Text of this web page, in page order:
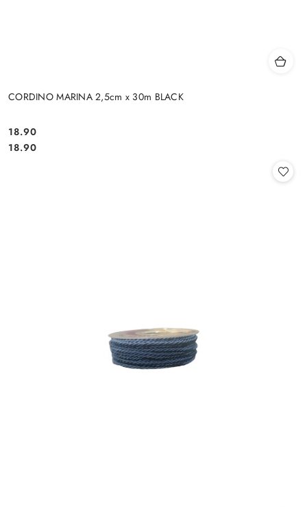
CORDINO MARINA 2,5cm x 30m BLACK
Cena:
18.90
Cena:
18.90